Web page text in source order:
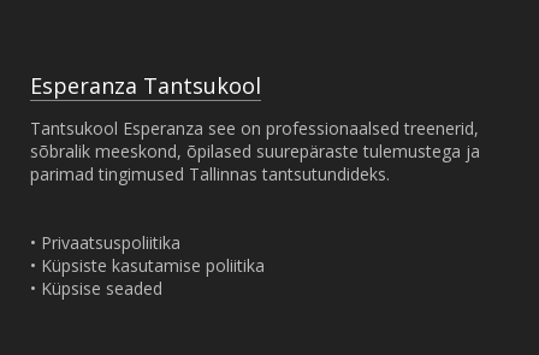
Uudised
Sündmused
Pulmavalss
Seltskonnatants
Solo Latin
Pro-Am
Esperanza Tantsukool
Tantsukool Esperanza see on professionaalsed treenerid,
sõbralik meeskond, õpilased suurepäraste tulemustega ja
parimad tingimused Tallinnas tantsutundideks.
• Privaatsuspoliitika
• Küpsiste kasutamise poliitika
• Küpsise seaded